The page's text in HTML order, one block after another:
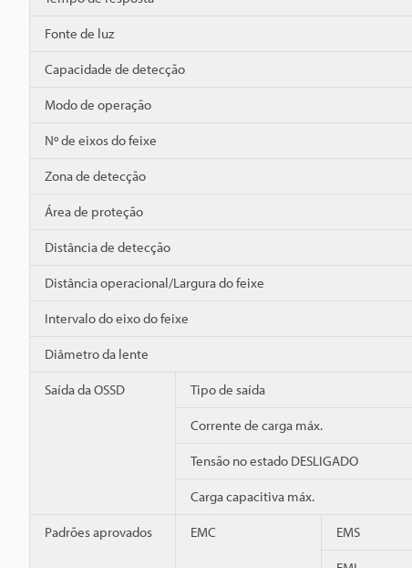
Fonte de luz
Capacidade de detecção
Modo de operação
Nº de eixos do feixe
Zona de detecção
Área de proteção
Distância de detecção
Distância operacional/Largura do feixe
Intervalo do eixo do feixe
Diâmetro da lente
Saída da OSSD Tipo de saída
Corrente de carga máx.
Tensão no estado DESLIGADO
Carga capacitiva máx.
Padrões aprovados EMC EMS